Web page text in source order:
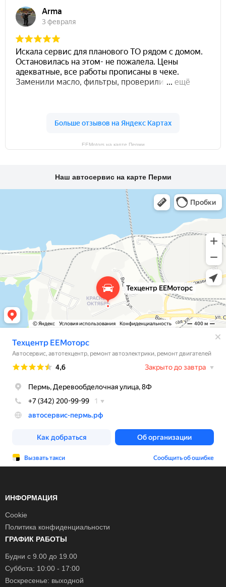
EEMotors на карте Перми
Наш автосервис на карте Перми
ИНФОРМАЦИЯ
Cookie
Политика конфиденциальности
ГРАФИК РАБОТЫ
Будни с 9.00 до 19.00
Суббота: 10:00 - 17:00
Воскресенье: выходной